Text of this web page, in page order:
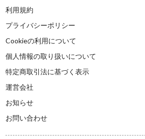
利用規約
プライバシーポリシー
Cookieの利用について
個人情報の取り扱いについて
特定商取引法に基づく表示
運営会社
お知らせ
お問い合わせ